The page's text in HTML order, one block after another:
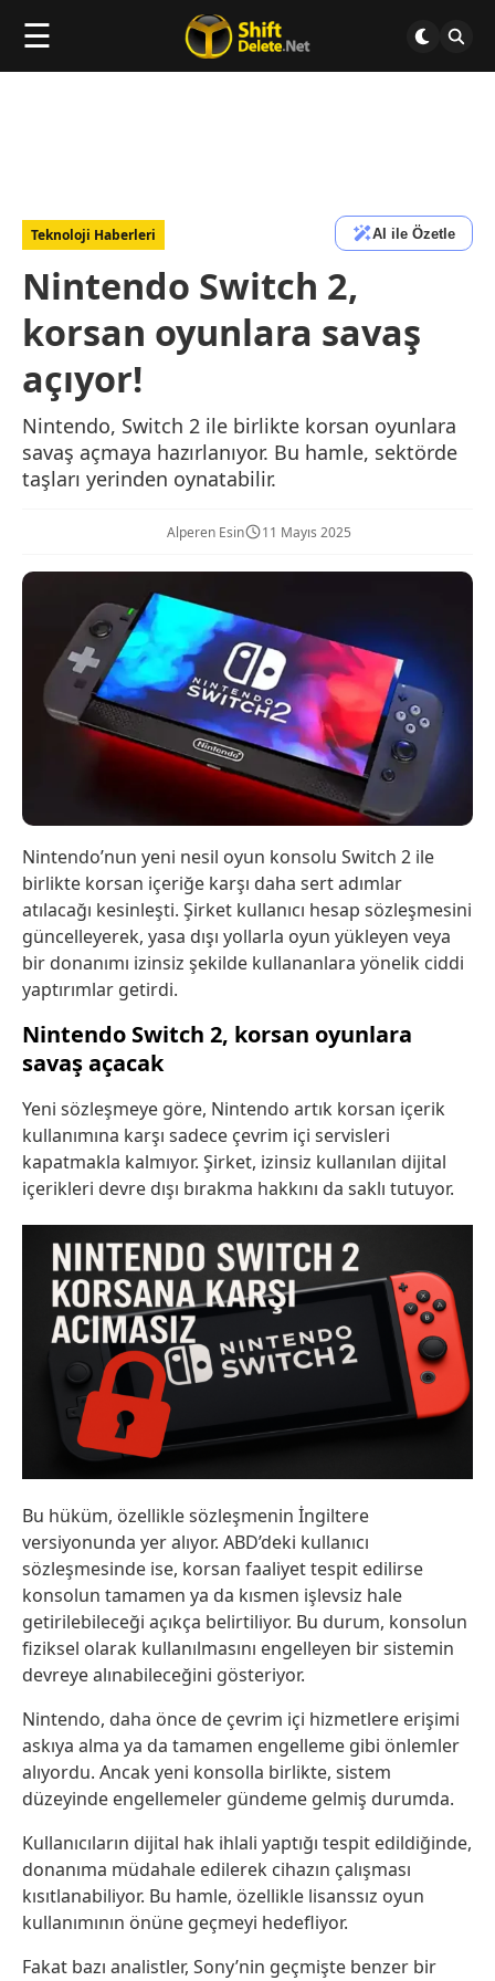
☰
Teknoloji Haberleri AI ile Özetle
Nintendo Switch 2,
korsan oyunlara savaş
açıyor!
Nintendo, Switch 2 ile birlikte korsan oyunlara
savaş açmaya hazırlanıyor. Bu hamle, sektörde
taşları yerinden oynatabilir.
Alperen Esin 11 Mayıs 2025
Nintendo’nun yeni nesil oyun konsolu Switch 2 ile
birlikte korsan içeriğe karşı daha sert adımlar
atılacağı kesinleşti. Şirket kullanıcı hesap sözleşmesini
güncelleyerek, yasa dışı yollarla oyun yükleyen veya
bir donanımı izinsiz şekilde kullananlara yönelik ciddi
yaptırımlar getirdi.
Nintendo Switch 2, korsan oyunlara
savaş açacak
Yeni sözleşmeye göre, Nintendo artık korsan içerik
kullanımına karşı sadece çevrim içi servisleri
kapatmakla kalmıyor. Şirket, izinsiz kullanılan dijital
içerikleri devre dışı bırakma hakkını da saklı tutuyor.
Bu hüküm, özellikle sözleşmenin İngiltere
versiyonunda yer alıyor. ABD’deki kullanıcı
sözleşmesinde ise, korsan faaliyet tespit edilirse
konsolun tamamen ya da kısmen işlevsiz hale
getirilebileceği açıkça belirtiliyor. Bu durum, konsolun
fiziksel olarak kullanılmasını engelleyen bir sistemin
devreye alınabileceğini gösteriyor.
Nintendo, daha önce de çevrim içi hizmetlere erişimi
askıya alma ya da tamamen engelleme gibi önlemler
alıyordu. Ancak yeni konsolla birlikte, sistem
düzeyinde engellemeler gündeme gelmiş durumda.
Kullanıcıların dijital hak ihlali yaptığı tespit edildiğinde,
donanıma müdahale edilerek cihazın çalışması
kısıtlanabiliyor. Bu hamle, özellikle lisanssız oyun
kullanımının önüne geçmeyi hedefliyor.
Fakat bazı analistler, Sony’nin geçmişte benzer bir